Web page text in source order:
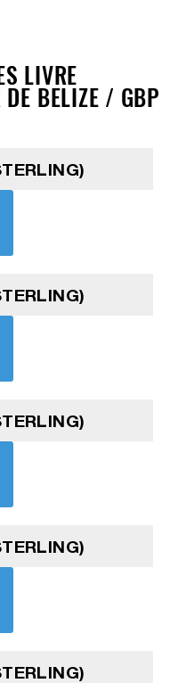
LIVRE
DE BELIZE / GBP